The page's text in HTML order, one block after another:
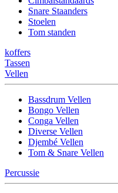
Snare Staanders
Stoelen
Tom standen
koffers
Tassen
Vellen
Bassdrum Vellen
Bongo Vellen
Conga Vellen
Diverse Vellen
Djembé Vellen
Tom & Snare Vellen
Percussie